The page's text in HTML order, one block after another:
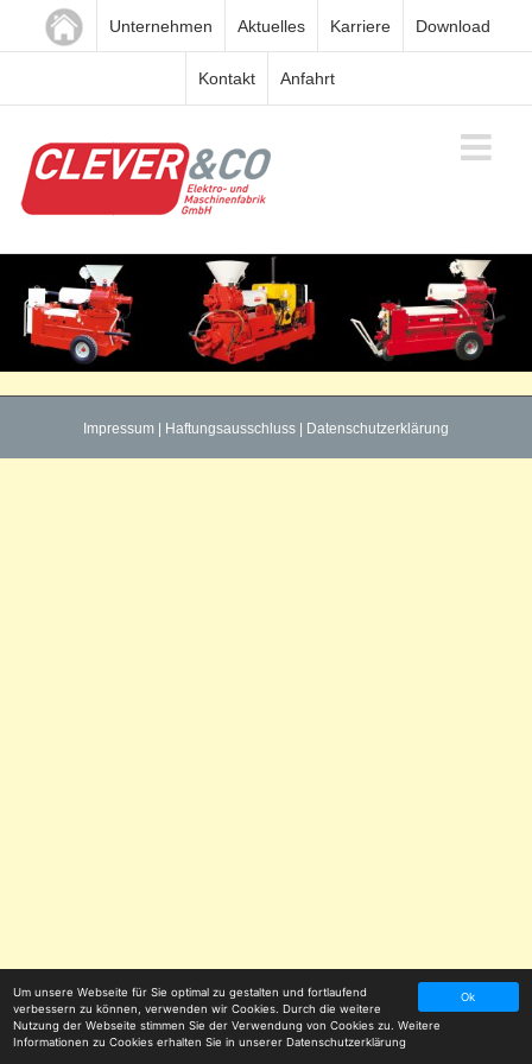
Unternehmen Aktuelles Karriere Download
Kontakt Anfahrt
Impressum Haftungsausschluss Datenschutzerklärung
Ok
Um unsere Webseite für Sie optimal zu gestalten und fortlaufend
verbessern zu können, verwenden wir Cookies. Durch die weitere
Nutzung der Webseite stimmen Sie der Verwendung von Cookies zu. Weitere
Informationen zu Cookies erhalten Sie in unserer Datenschutzerklärung